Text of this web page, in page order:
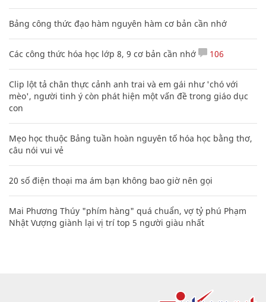
Bảng công thức đạo hàm nguyên hàm cơ bản cần nhớ
Các công thức hóa học lớp 8, 9 cơ bản cần nhớ 106
Clip lột tả chân thực cảnh anh trai và em gái như 'chó với
mèo', người tinh ý còn phát hiện một vấn đề trong giáo dục
con
Mẹo học thuộc Bảng tuần hoàn nguyên tố hóa học bằng thơ,
câu nói vui vẻ
20 số điện thoại ma ám bạn không bao giờ nên gọi
Mai Phương Thúy "phím hàng" quá chuẩn, vợ tỷ phú Phạm
Nhật Vượng giành lại vị trí top 5 người giàu nhất